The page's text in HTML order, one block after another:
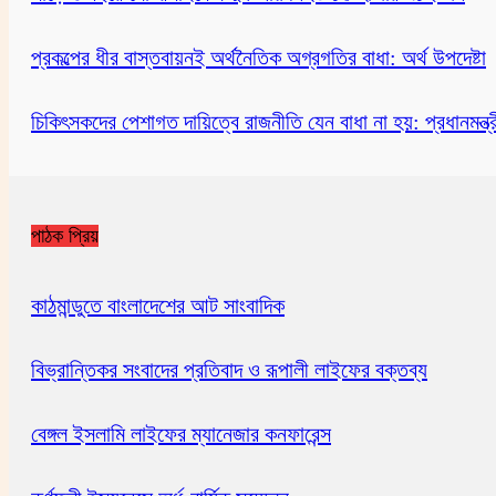
প্রকল্পের ধীর বাস্তবায়নই অর্থনৈতিক অগ্রগতির বাধা: অর্থ উপদেষ্টা
চিকিৎসকদের পেশাগত দায়িত্বে রাজনীতি যেন বাধা না হয়:
পাঠক প্রিয়
কাঠমান্ডুতে বাংলাদেশের আট সাংবাদিক
বিভ্রান্তিকর সংবাদের প্রতিবাদ ও রূপালী লাইফের বক্তব্য
বেঙ্গল ইসলামি লাইফের ম্যানেজার কনফারেন্স